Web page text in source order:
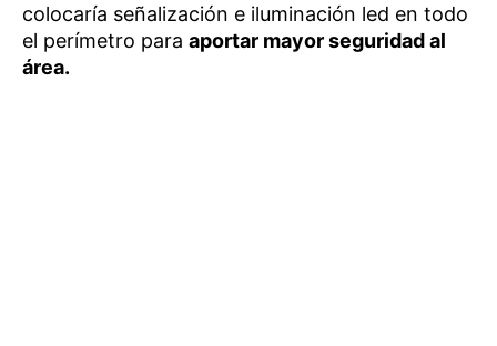
colocaría señalización e iluminación led en todo
el perímetro para aportar mayor seguridad al
área.